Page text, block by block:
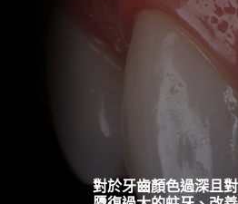
對於牙齒顏色過深且